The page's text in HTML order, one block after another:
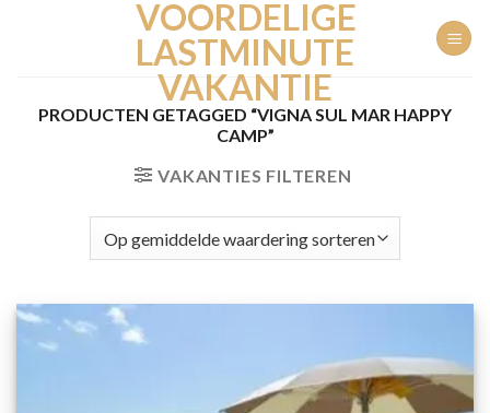
VOORDELIGE
LASTMINUTE
VAKANTIE
PRODUCTEN GETAGGED “VIGNA SUL MAR HAPPY
CAMP”
VAKANTIES FILTEREN